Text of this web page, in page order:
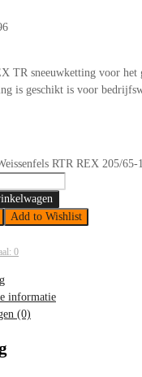
TR sneeuwketting voor het
is geschikt is voor
RTR REX 205/65-
Add to Wishlist
0
informatie
(0)